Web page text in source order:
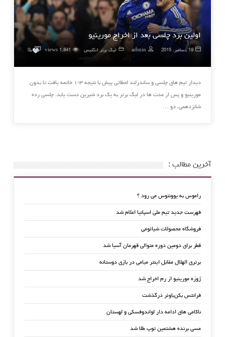
اولین برد چلسی بعد از اخراج مورینیو
19 دسامبر, 2015 admin لیگ برتر انگلیس 1,841 views
0۰
دیدار تیم های چلسی و ساندرلند لحظاتی پیش با نتیجه ۳-۱ خاتمه یافت تا بدون
مورینیو و پس از مدت ها در لیگ برتر به یک برد شیرین دست یابد. چلسی رده
شانزدهمی، دو …
آخرین مطالب :
راموس به یوونتوس می رود ؟
فهرست جدید تیم ملی اسپانیا اعلام شد
فروشگاه محصولات شیائومی
قطر برای دومین دوره متوالی قهرمان آسیا شد
برتری الهلال مقابل اینتر میامی در بازی دوستانه
ژوزه مورینیو از رم اخراج شد
فرانتس بکن‌باوئر درگذشت
ناکامی های ادامه دار لواندوفسکی و لهستان
مسی برنده هشتمین توپ طلا شد